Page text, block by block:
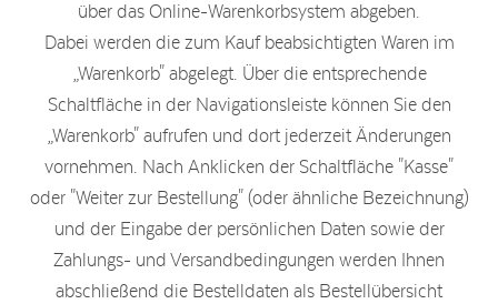
über das Online-Warenkorbsystem abgeben.
Dabei werden die zum Kauf beabsichtigten Waren im
„Warenkorb" abgelegt. Über die entsprechende
Schaltfläche in der Navigationsleiste können Sie den
„Warenkorb" aufrufen und dort jederzeit Änderungen
vornehmen. Nach Anklicken der Schaltfläche "Kasse"
oder "Weiter zur Bestellung" (oder ähnliche Bezeichnung)
und der Eingabe der persönlichen Daten sowie der
Zahlungs- und Versandbedingungen werden Ihnen
abschließend die Bestelldaten als Bestellübersicht